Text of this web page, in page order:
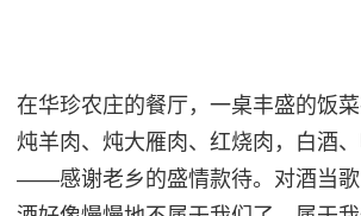
在华珍农庄的餐厅，一桌丰盛的饭菜
炖羊肉、炖大雁肉、红烧肉，白酒、
——感谢老乡的盛情款待。 对酒当